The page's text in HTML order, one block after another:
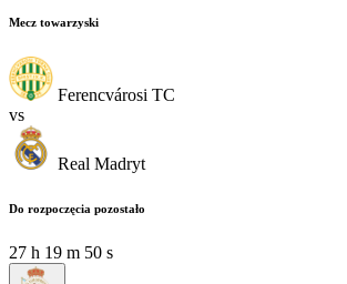
Mecz towarzyski
Ferencvárosi TC
vs
Real Madryt
Do rozpoczęcia pozostało
27 h 19 m 49 s